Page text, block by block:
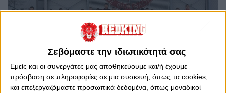
Σεβόμαστε την ιδιωτικότητά σας
Εμείς και οι συνεργάτες μας αποθηκεύουμε και/ή έχουμε
πρόσβαση σε πληροφορίες σε μια συσκευή, όπως τα cookies,
και επεξεργαζόμαστε προσωπικά δεδομένα, όπως μοναδικοί
0 0